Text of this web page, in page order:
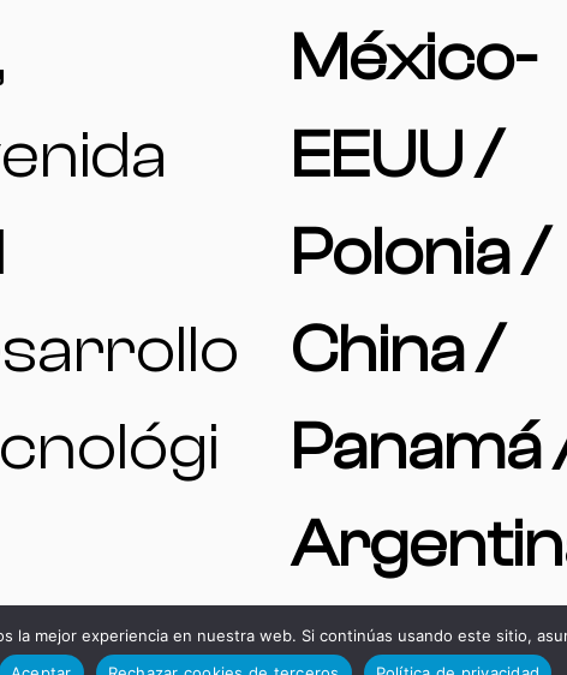
11591,
México-
EEUU /
Polonia /
China /
Panamá
la mejor experiencia en nuestra web. Si continúas usando este sitio,